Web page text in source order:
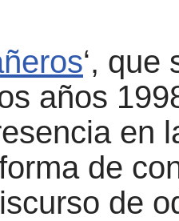
‘, que
años
en
de
de